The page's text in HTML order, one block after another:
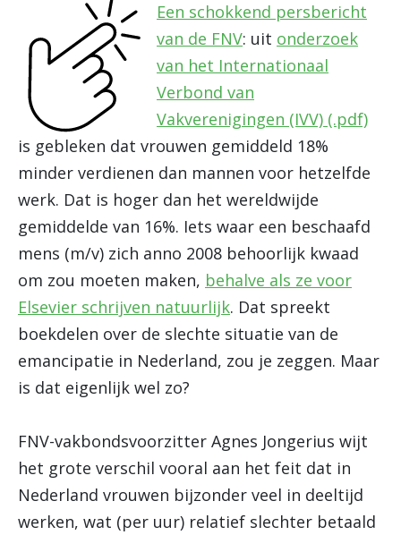
Een schokkend persbericht
van de FNV: uit onderzoek
van het Internationaal
Verbond van
Vakverenigingen (IVV) (.pdf)
is gebleken dat vrouwen gemiddeld 18%
minder verdienen dan mannen voor hetzelfde
werk. Dat is hoger dan het wereldwijde
gemiddelde van 16%. Iets waar een beschaafd
mens (m/v) zich anno 2008 behoorlijk kwaad
om zou moeten maken, behalve als ze voor
Elsevier schrijven natuurlijk. Dat spreekt
boekdelen over de slechte situatie van de
emancipatie in Nederland, zou je zeggen. Maar
is dat eigenlijk wel zo?
FNV-vakbondsvoorzitter Agnes Jongerius wijt
het grote verschil vooral aan het feit dat in
Nederland vrouwen bijzonder veel in deeltijd
werken, wat (per uur) relatief slechter betaald